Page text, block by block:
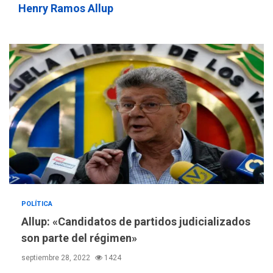
Henry Ramos Allup
POLÍTICA
Allup: «Candidatos de partidos judicializados
son parte del régimen»
septiembre 28, 2022 1424